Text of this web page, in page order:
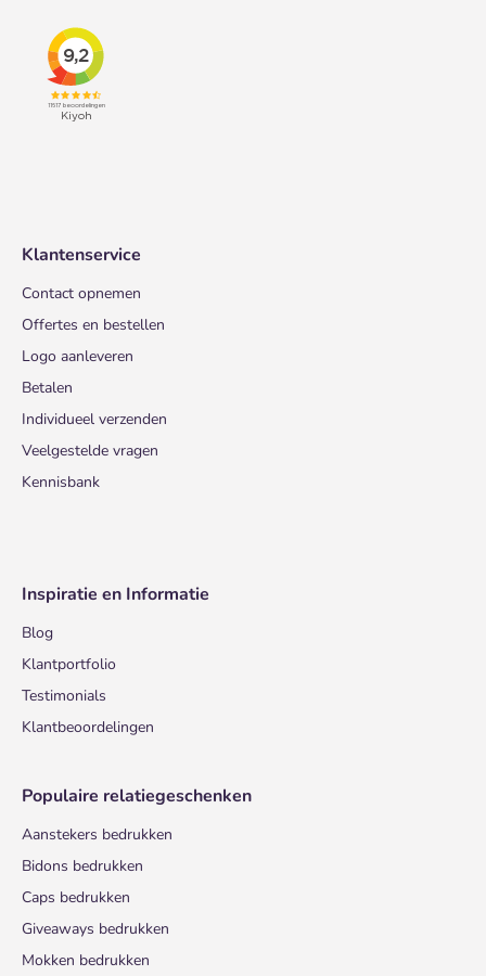
Klantenservice
Contact opnemen
Offertes en bestellen
Logo aanleveren
Betalen
Individueel verzenden
Veelgestelde vragen
Kennisbank
Inspiratie en Informatie
Blog
Klantportfolio
Testimonials
Klantbeoordelingen
Populaire relatiegeschenken
Aanstekers bedrukken
Bidons bedrukken
Caps bedrukken
Giveaways bedrukken
Mokken bedrukken